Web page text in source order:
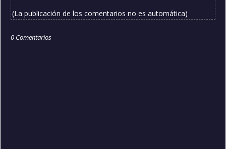
(La publicación de los comentarios no es automática)
0 Comentarios